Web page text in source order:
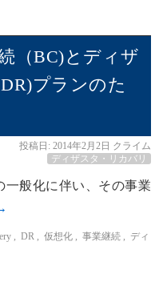
（BC)とディザ
プランのた
投稿日: 2014年2月2日 クライム
ディザスタ・リカバリ
般化に伴い、その事業
DR 仮想化 事業継続
ディ